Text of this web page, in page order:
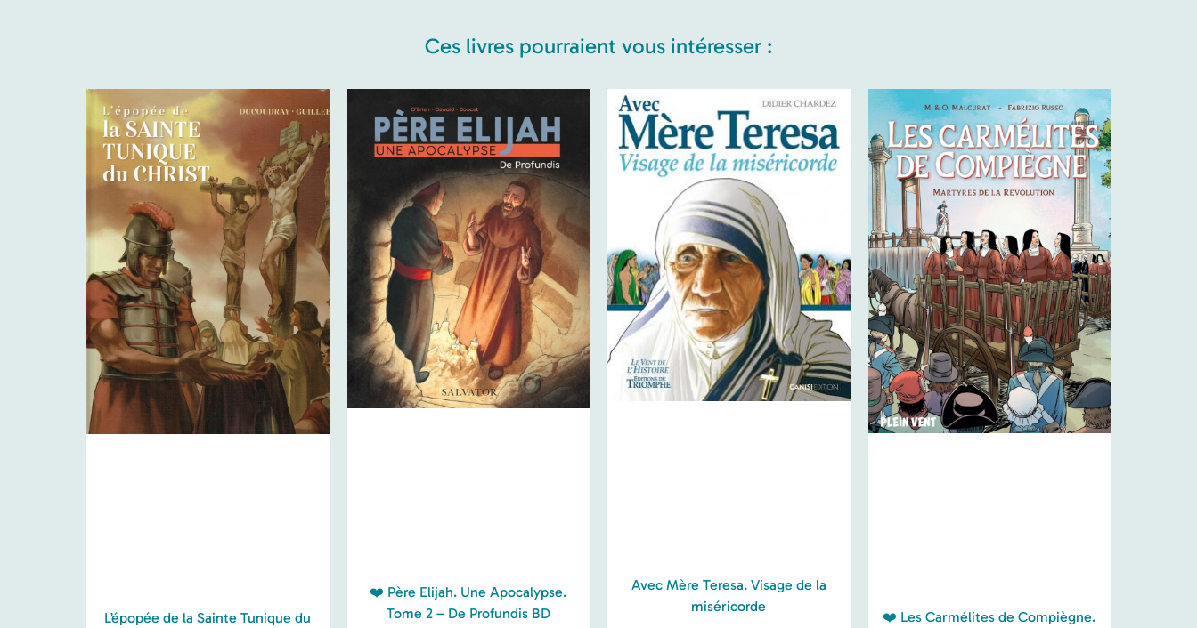
Ces livres pourraient vous intéresser :
L’épopée de la Sainte Tunique du
❤️ Père Elijah. Une Apocalypse.
Tome 2 – De Profundis BD
Avec Mère Teresa. Visage de la
miséricorde
❤️ Les Carmélites de Compiègne.